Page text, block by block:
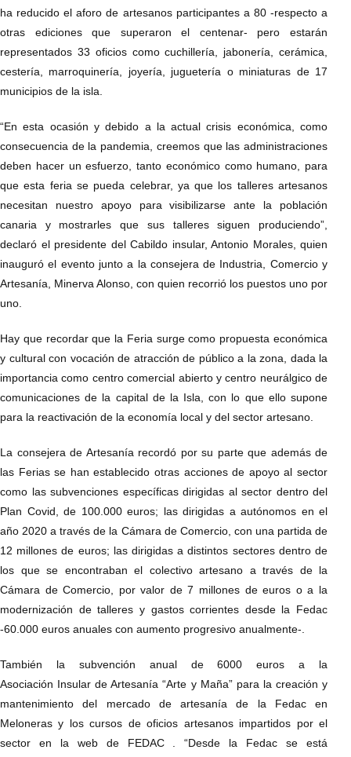
ha reducido el aforo de artesanos participantes a 80 -respecto a
otras ediciones que superaron el centenar- pero estarán
representados 33 oficios como cuchillería, jabonería, cerámica,
cestería, marroquinería, joyería, juguetería o miniaturas de 17
municipios de la isla.
“En esta ocasión y debido a la actual crisis económica, como
consecuencia de la pandemia, creemos que las administraciones
deben hacer un esfuerzo, tanto económico como humano, para
que esta feria se pueda celebrar, ya que los talleres artesanos
necesitan nuestro apoyo para visibilizarse ante la población
canaria y mostrarles que sus talleres siguen produciendo”,
declaró el presidente del Cabildo insular, Antonio Morales, quien
inauguró el evento junto a la consejera de Industria, Comercio y
Artesanía, Minerva Alonso, con quien recorrió los puestos uno por
uno.
Hay que recordar que la Feria surge como propuesta económica
y cultural con vocación de atracción de público a la zona, dada la
importancia como centro comercial abierto y centro neurálgico de
comunicaciones de la capital de la Isla, con lo que ello supone
para la reactivación de la economía local y del sector artesano.
La consejera de Artesanía recordó por su parte que además de
las Ferias se han establecido otras acciones de apoyo al sector
como las subvenciones específicas dirigidas al sector dentro del
Plan Covid, de 100.000 euros; las dirigidas a autónomos en el
año 2020 a través de la Cámara de Comercio, con una partida de
12 millones de euros; las dirigidas a distintos sectores dentro de
los que se encontraban el colectivo artesano a través de la
Cámara de Comercio, por valor de 7 millones de euros o a la
modernización de talleres y gastos corrientes desde la Fedac
-60.000 euros anuales con aumento progresivo anualmente-.
También la subvención anual de 6000 euros a la
Asociación Insular de Artesanía “Arte y Maña” para la creación y
mantenimiento del mercado de artesanía de la Fedac en
Meloneras y los cursos de oficios artesanos impartidos por el
sector en la web de FEDAC . “Desde la Fedac se está